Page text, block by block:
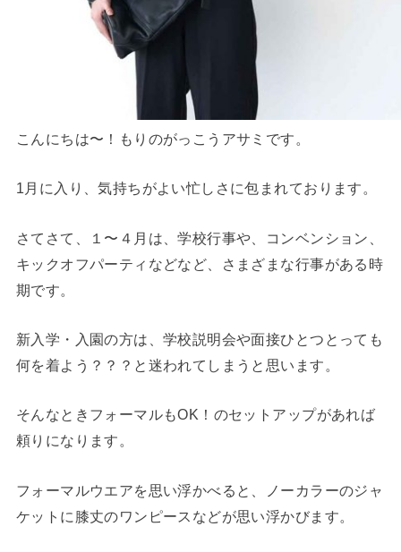
こんにちは〜！もりのがっこうアサミです。
1月に入り、気持ちがよい忙しさに包まれております。
さてさて、１〜４月は、学校行事や、コンベンション、
キックオフパーティなどなど、さまざまな行事がある時
期です。
新入学・入園の方は、学校説明会や面接ひとつとっても
何を着よう？？？と迷われてしまうと思います。
そんなときフォーマルもOK！のセットアップがあれば
頼りになります。
フォーマルウエアを思い浮かべると、ノーカラーのジャ
ケットに膝丈のワンピースなどが思い浮かびます。